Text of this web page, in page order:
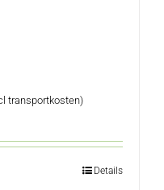
transportkosten)
Details